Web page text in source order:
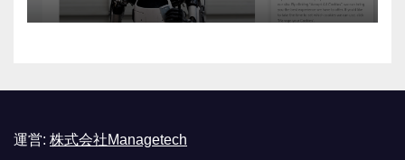
運営: 株式会社Managetech